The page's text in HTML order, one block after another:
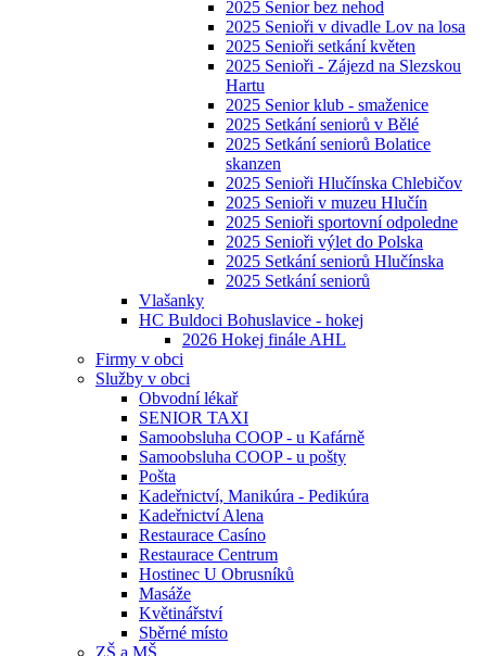
2025 Senior bez nehod
2025 Senioři v divadle Lov na losa
2025 Senioři setkání květen
2025 Senioři - Zájezd na Slezskou
Hartu
2025 Senior klub - smaženice
2025 Setkání seniorů v Bělé
2025 Setkání seniorů Bolatice
skanzen
2025 Senioři Hlučínska Chlebičov
2025 Senioři v muzeu Hlučín
2025 Senioři sportovní odpoledne
2025 Senioři výlet do Polska
2025 Setkání seniorů Hlučínska
2025 Setkání seniorů
Vlašanky
HC Buldoci Bohuslavice - hokej
2026 Hokej finále AHL
Firmy v obci
Služby v obci
Obvodní lékař
SENIOR TAXI
Samoobsluha COOP - u Kafárně
Samoobsluha COOP - u pošty
Pošta
Kadeřnictví, Manikúra - Pedikúra
Kadeřnictví Alena
Restaurace Casíno
Restaurace Centrum
Hostinec U Obrusníků
Masáže
Květinářství
Sběrné místo
ZŠ a MŠ